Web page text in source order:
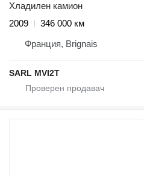
Хладилен камион
2009
346 000 км
Франция, Brignais
SARL MVI2T